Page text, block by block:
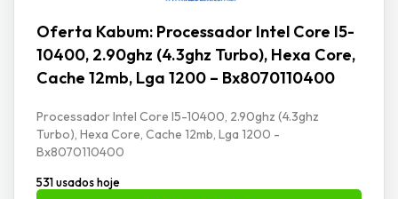
Oferta Kabum: Processador Intel Core I5-
10400, 2.90ghz (4.3ghz Turbo), Hexa Core,
Cache 12mb, Lga 1200 – Bx8070110400
Processador Intel Core I5-10400, 2.90ghz (4.3ghz
Turbo), Hexa Core, Cache 12mb, Lga 1200 -
Bx8070110400
531 usados hoje